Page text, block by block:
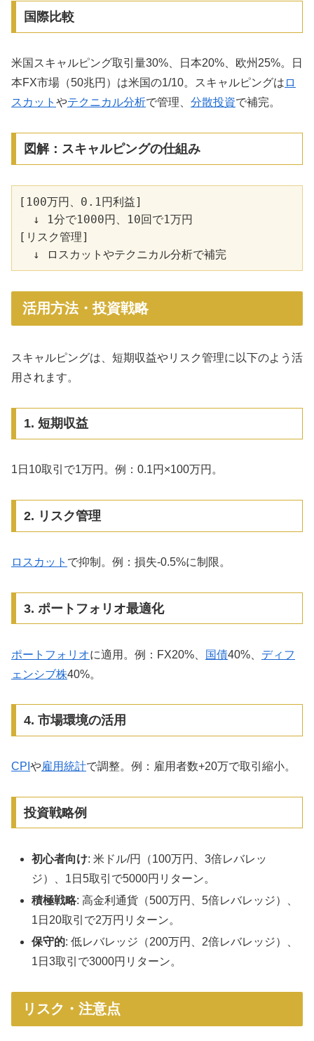
国際比較
米国スキャルピング取引量30%、日本20%、欧州25%。日
本FX市場（50兆円）は米国の1/10。スキャルピングは ロ
スカット やテクニカル分析で管理、 分散投資で補完。
図解：スキャルピングの仕組み
[100万円、0.1円利益]
  ↓ 1分で1000円、10回で1万円
[リスク管理]
活用方法・投資戦略
スキャルピングは、短期収益やリスク管理に以下のよう活
用されます。
1. 短期収益
1日10取引で1万円。例：0.1円×100万円。
2. リスク管理
ロスカット で抑制。例：損失-0.5%に制限。
3. ポートフォリオ最適化
ポートフォリオに適用。例：FX20%、 国債40%、 ディフ
ェンシブ株40%。
4. 市場環境の活用
CPI や雇用統計で調整。例：雇用者数+20万で取引縮小。
投資戦略例
初心者向け: 米ドル/円（100万円、3倍レバレッ
ジ）、1日5取引で5000円リターン。
積極戦略: 高金利通貨（500万円、5倍レバレッジ）、
1日20取引で2万円リターン。
保守的: 低レバレッジ（200万円、2倍レバレッジ）、
1日3取引で3000円リターン。
リスク・注意点